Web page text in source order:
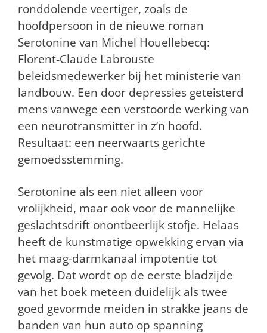
ronddolende veertiger, zoals de
hoofdpersoon in de nieuwe roman
Serotonine van Michel Houellebecq:
Florent-Claude Labrouste
beleidsmedewerker bij het ministerie van
landbouw. Een door depressies geteisterd
mens vanwege een verstoorde werking van
een neurotransmitter in z’n hoofd.
Resultaat: een neerwaarts gerichte
gemoedsstemming.
Serotonine als een niet alleen voor
vrolijkheid, maar ook voor de mannelijke
geslachtsdrift onontbeerlijk stofje. Helaas
heeft de kunstmatige opwekking ervan via
het maag-darmkanaal impotentie tot
gevolg. Dat wordt op de eerste bladzijde
van het boek meteen duidelijk als twee
goed gevormde meiden in strakke jeans de
banden van hun auto op spanning